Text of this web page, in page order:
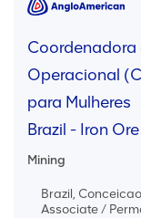
Coordenadora
Operacional
para Mulheres
Brazil - Iron Ore
Mining
Brazil,
Associate /